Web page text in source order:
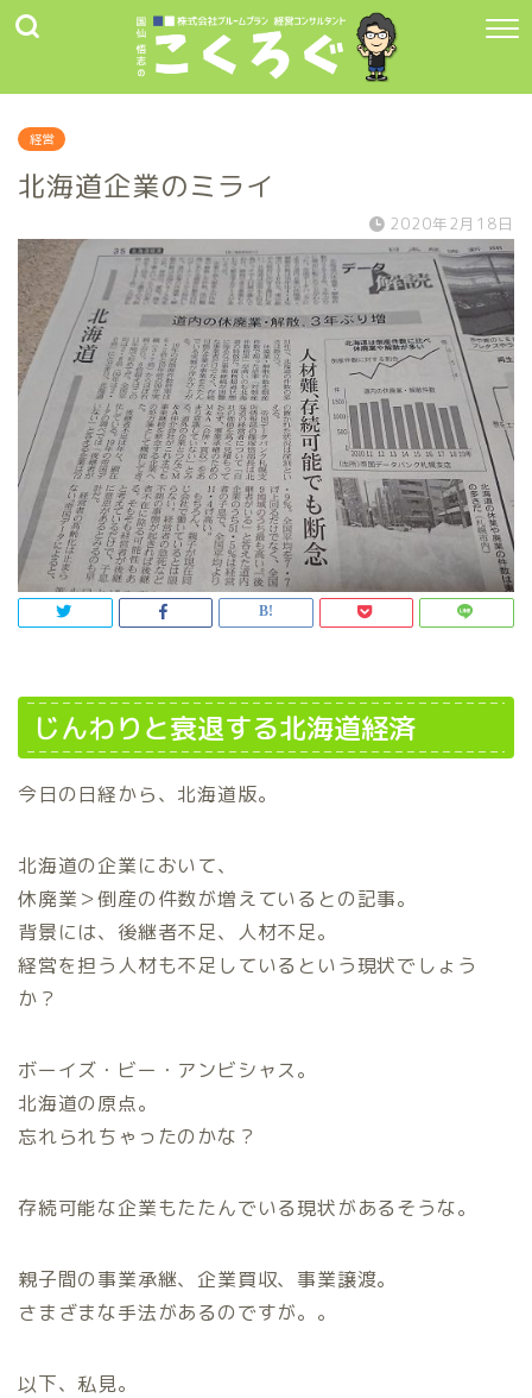
経営
北海道企業のミライ
2020年2月18日
じんわりと衰退する北海道経済
今日の日経から、北海道版。
北海道の企業において、
休廃業＞倒産の件数が増えているとの記事。
背景には、後継者不足、人材不足。
経営を担う人材も不足しているという現状でしょう
か？
ボーイズ・ビー・アンビシャス。
北海道の原点。
忘れられちゃったのかな？
存続可能な企業もたたんでいる現状があるそうな。
親子間の事業承継、企業買収、事業譲渡。
さまざまな手法があるのですが。。
以下、私見。